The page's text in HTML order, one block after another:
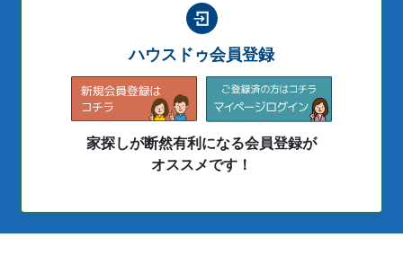
ハウスドゥ会員登録
家探しが断然有利になる会員登録が
オススメです！